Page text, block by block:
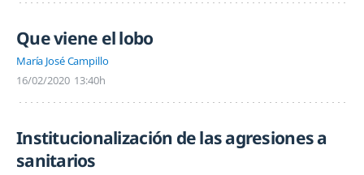
Que viene el lobo
María José Campillo
16/02/2020 13:40h
Institucionalización de las agresiones a
sanitarios